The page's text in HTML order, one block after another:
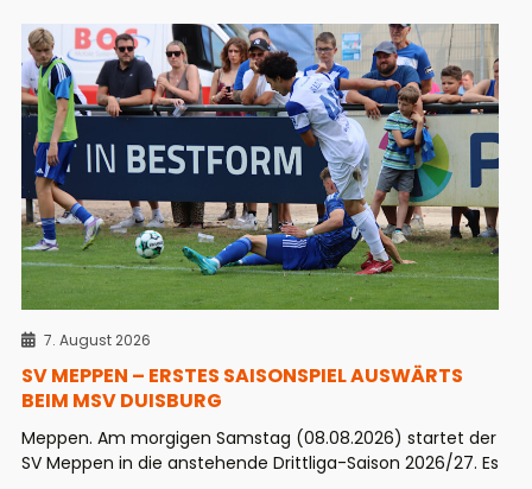
7. August 2026
SV MEPPEN – ERSTES SAISONSPIEL AUSWÄRTS
BEIM MSV DUISBURG
Meppen. Am morgigen Samstag (08.08.2026) startet der
SV Meppen in die anstehende Drittliga-Saison 2026/27. Es